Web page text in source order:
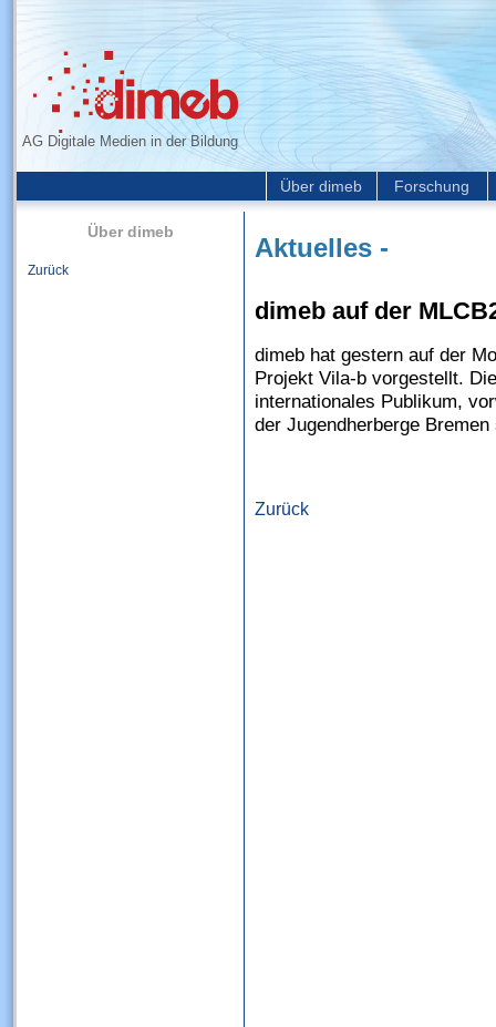
AG Digitale Medien in der Bildung
Über dimeb Forschung
Über dimeb
Zurück
Aktuelles -
dimeb auf der
dimeb hat gestern auf der
Projekt Vila-b vorgestellt.
internationales Publikum,
der Jugendherberge
Zurück